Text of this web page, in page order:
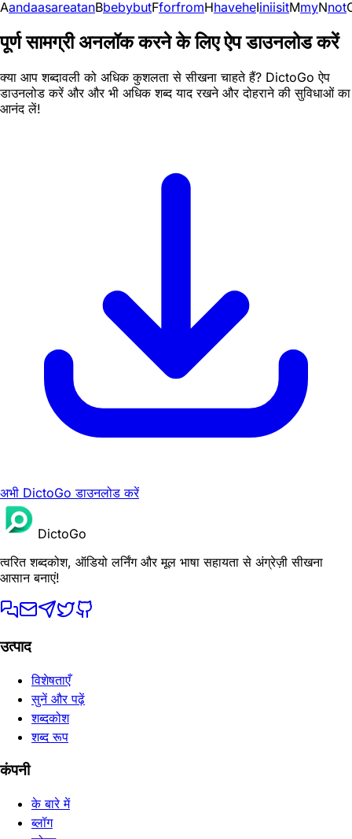
AandaasareatanBbebybutFforfromHhaveheIiniisitMmyNnot
पूर्ण सामग्री अनलॉक करने के लिए ऐप डाउनलोड करें
क्या आप शब्दावली को अधिक कुशलता से सीखना चाहते हैं? DictoGo ऐप
डाउनलोड करें और और भी अधिक शब्द याद रखने और दोहराने की सुविधाओं का
आनंद लें!
अभी DictoGo डाउनलोड करें
DictoGo
त्वरित शब्दकोश, ऑडियो लर्निंग और मूल भाषा सहायता से अंग्रेज़ी सीखना
आसान बनाएं!
उत्पाद
विशेषताएँ
सुनें और पढ़ें
शब्दकोश
शब्द रूप
कंपनी
के बारे में
ब्लॉग